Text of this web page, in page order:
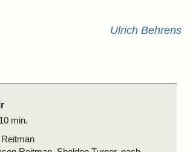
Ulrich Behrens
min.